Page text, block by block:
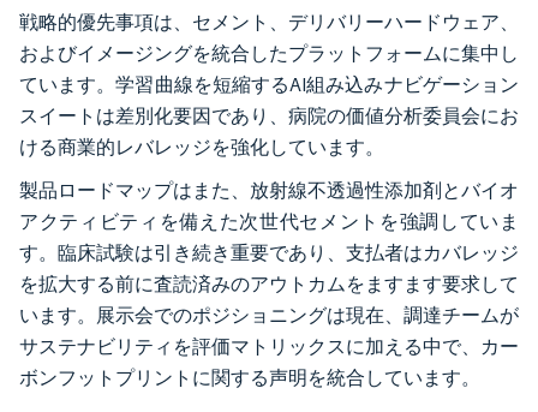
戦略的優先事項は、セメント、デリバリーハードウェア、
およびイメージングを統合したプラットフォームに集中し
ています。学習曲線を短縮するAI組み込みナビゲーション
スイートは差別化要因であり、病院の価値分析委員会にお
ける商業的レバレッジを強化しています。
製品ロードマップはまた、放射線不透過性添加剤とバイオ
アクティビティを備えた次世代セメントを強調していま
す。臨床試験は引き続き重要であり、支払者はカバレッジ
を拡大する前に査読済みのアウトカムをますます要求して
います。展示会でのポジショニングは現在、調達チームが
サステナビリティを評価マトリックスに加える中で、カー
ボンフットプリントに関する声明を統合しています。